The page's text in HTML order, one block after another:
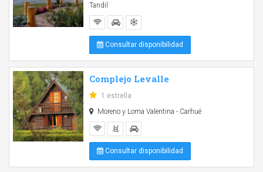
Tandil
Consultar disponibilidad
Complejo Levalle
1 estrella
Moreno y Loma Valentina - Carhué
Consultar disponibilidad